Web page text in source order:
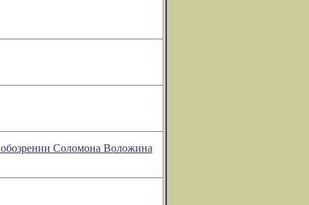
Соломона Воложина